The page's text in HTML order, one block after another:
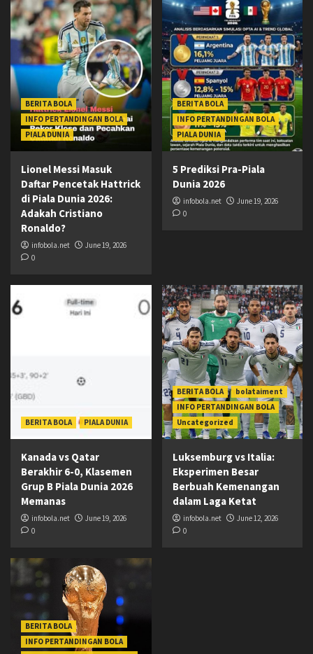
BERITA BOLA
INFO PERTANDINGAN BOLA
PIALA DUNIA
Lionel Messi Masuk
Daftar Pencetak Hattrick
di Piala Dunia 2026:
Adakah Cristiano
Ronaldo?
infobola.net
June 19, 2026
0
BERITA BOLA
INFO PERTANDINGAN BOLA
PIALA DUNIA
5 Prediksi Pra-Piala
Dunia 2026
infobola.net
June 19, 2026
0
BERITA BOLA PIALA DUNIA
Kanada vs Qatar
Berakhir 6-0, Klasemen
Grup B Piala Dunia 2026
Memanas
infobola.net
June 19, 2026
0
BERITA BOLA
bolataiment
INFO PERTANDINGAN BOLA
Uncategorized
Luksemburg vs Italia:
Eksperimen Besar
Berbuah Kemenangan
dalam Laga Ketat
infobola.net
June 12, 2026
0
BERITA BOLA
INFO PERTANDINGAN BOLA